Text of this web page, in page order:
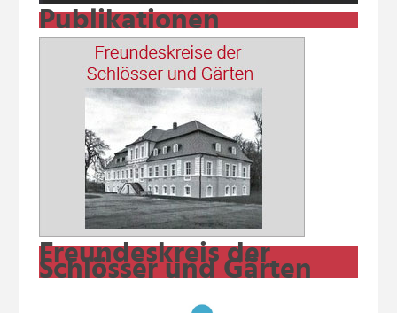
Publikationen
Freundeskreis der
Schlösser und Gärten